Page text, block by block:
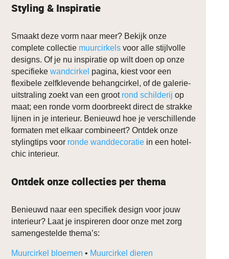
Styling & Inspiratie
Smaakt deze vorm naar meer? Bekijk onze
complete collectie muurcirkels voor alle stijlvolle
designs. Of je nu inspiratie op wilt doen op onze
specifiekewandcirkel pagina, kiest voor een
flexibele zelfklevende behangcirkel, of de galerie-
uitstraling zoekt van een groot rond schilderij op
maat; een ronde vorm doorbreekt direct de strakke
lijnen in je interieur. Benieuwd hoe je verschillende
formaten met elkaar combineert? Ontdek onze
stylingtips voor ronde wanddecoratie in een hotel-
chic interieur.
Ontdek onze collecties per thema
Benieuwd naar een specifiek design voor jouw
interieur? Laat je inspireren door onze met zorg
samengestelde thema’s:
Muurcirkel bloemen • Muurcirkel dieren